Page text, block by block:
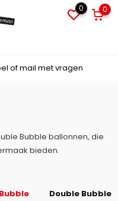
0 0
of mail met vragen
Bubble ballonnen, die
bieden.
Double Bubble